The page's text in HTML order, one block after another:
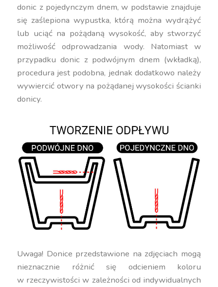
donic z pojedynczym dnem, w podstawie znajduje
się zaślepiona wypustka, którą można wydrążyć
lub uciąć na pożądaną wysokość, aby stworzyć
możliwość odprowadzania wody. Natomiast w
przypadku donic z podwójnym dnem (wkładką),
procedura jest podobna, jednak dodatkowo należy
wywiercić otwory na pożądanej wysokości ścianki
donicy.
Uwaga! Donice przedstawione na zdjęciach mogą
nieznacznie różnić się odcieniem koloru
w rzeczywistości w zależności od indywidualnych